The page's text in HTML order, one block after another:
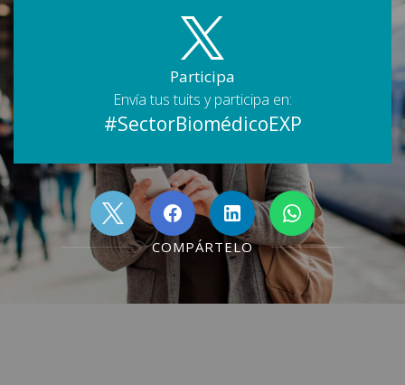
Participa
Envía tus tuits y participa en:
#SectorBiomédicoEXP
COMPÁRTELO